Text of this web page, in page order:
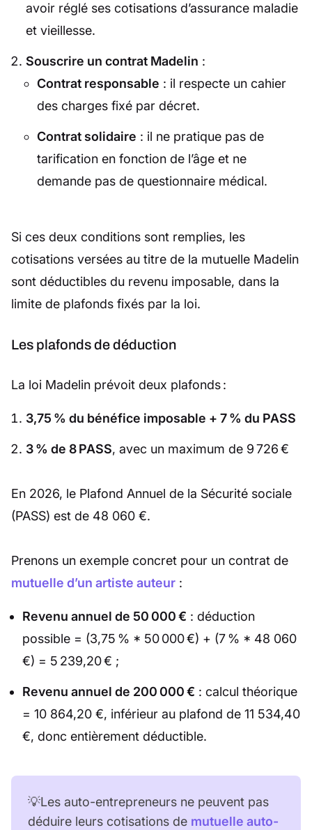
avoir réglé ses cotisations d’assurance maladie
et vieillesse.
Souscrire un contrat Madelin :
Contrat responsable : il respecte un cahier
des charges fixé par décret.
Contrat solidaire : il ne pratique pas de
tarification en fonction de l’âge et ne
demande pas de questionnaire médical.
Si ces deux conditions sont remplies, les
cotisations versées au titre de la mutuelle Madelin
sont déductibles du revenu imposable, dans la
limite de plafonds fixés par la loi.
Les plafonds de déduction
La loi Madelin prévoit deux plafonds :
3,75 % du bénéfice imposable + 7 % du PASS
3 % de 8 PASS, avec un maximum de 9 726 €
En 2026, le Plafond Annuel de la Sécurité sociale
(PASS) est de 48 060 €.
Prenons un exemple concret pour un contrat de
mutuelle d’un artiste auteur :
Revenu annuel de 50 000 € : déduction
possible = (3,75 % * 50 000 €) + (7 % * 48 060
€) = 5 239,20 € ;
Revenu annuel de 200 000 € : calcul théorique
= 10 864,20 €, inférieur au plafond de 11 534,40
€, donc entièrement déductible.
💡Les auto-entrepreneurs ne peuvent pas
déduire leurs cotisations de mutuelle auto-